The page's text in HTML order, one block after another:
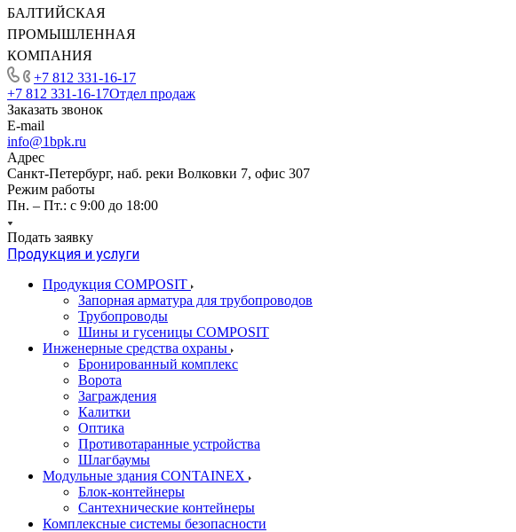
БАЛТИЙСКАЯ
ПРОМЫШЛЕННАЯ
КОМПАНИЯ
+7 812 331-16-17
+7 812 331-16-17Отдел продаж
Заказать звонок
E-mail
info@1bpk.ru
Адрес
Санкт-Петербург, наб. реки Волковки 7, офис 307
Режим работы
Пн. – Пт.: с 9:00 до 18:00
Подать заявку
Продукция и услуги
Продукция COMPOSIT
Запорная арматура для трубопроводов
Трубопроводы
Шины и гусеницы COMPOSIT
Инженерные средства охраны
Бронированный комплекс
Ворота
Заграждения
Калитки
Оптика
Противотаранные устройства
Шлагбаумы
Модульные здания CONTAINEX
Блок-контейнеры
Сантехнические контейнеры
Комплексные системы безопасности